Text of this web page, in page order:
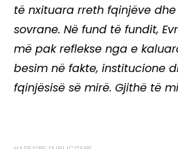
të nxituara rreth fqinjëve
sovrane. Në fund të fundit,
më pak reflekse nga e
besim në fakte, institucione
fqinjësisë së mirë. Gjithë të